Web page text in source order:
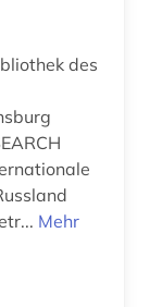
des
Mehr